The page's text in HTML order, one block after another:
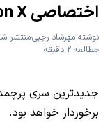
اختصاصی MariSilicon X عرضه خواهد شد
نوشته مهرشاد رجبیمنتشر شده در
مطالعه 2 دقیقه
جدیدترین سری
برخوردار خواهد بود.